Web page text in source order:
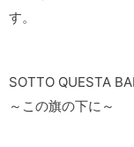
す。
SOTTO QUESTA
～この旗の下に～